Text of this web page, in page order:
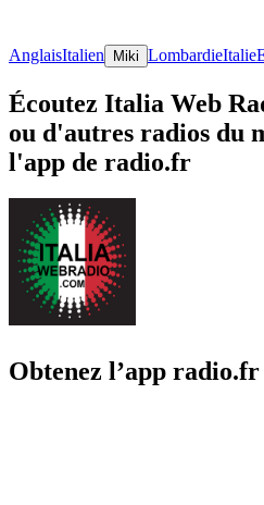
AnglaisItalien Miki LombardieItalie
Écoutez Italia Web
ou d'autres radios du
l'app de radio.fr
Obtenez l’app